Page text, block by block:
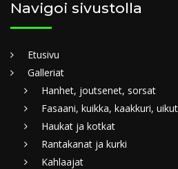
Navigoi sivustolla
Etusivu
Galleriat
Hanhet, joutsenet, sorsat
Fasaani, kuikka, kaakkuri,
Haukat ja kotkat
Rantakanat ja kurki
Kahlaajat